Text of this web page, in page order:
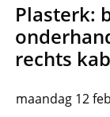
Plasterk:
rechts
maandag 12